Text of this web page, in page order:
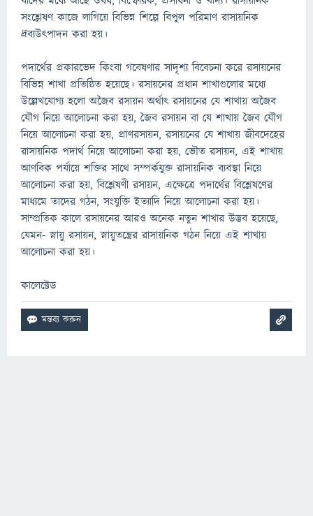
সংশ্লেষণ কাজে লাগিয়ে বিভিন্ন শিল্পে বিপুল পরিমাণ রাসায়নিক
দ্রব্যউৎপাদন করা হয়।
পদার্থের প্রকারভেদ কিংবা গবেষণার সাদৃশ্য বিবেচনা করে রসায়নের
বিভিন্ন শাখা প্রতিষ্ঠিত হয়েছে। রসায়নের প্রধান শাখাগুলোর মধ্যে
উল্লেখযোগ্য হলো অজৈব রসায়ন অর্থাৎ রসায়নের যে শাখায় অজৈব
যৌগ নিয়ে আলোচনা করা হয়, জৈব রসায়ন বা যে শাখায় জৈব যৌগ
নিয়ে আলোচনা করা হয়, প্রাণরসায়ন, রসায়নের যে শাখায় জীবদেহের
রাসায়নিক পদার্থ নিয়ে আলোচনা করা হয়, ভৌত রসায়ন, এই শাখায়
আণবিক পর্যায়ে শক্তির সাথে সম্পর্কযুক্ত রাসায়নিক ব্যবস্থা নিয়ে
আলোচনা করা হয়, বিশ্লেষণী রসায়ন, এক্ষেত্রে পদার্থের বিশ্লেষণের
মাধ্যমে তাদের গঠন, সংযুক্তি ইত্যাদি নিয়ে আলোচনা করা হয়।
সাম্প্রতিক কালে রসায়নের আরও অনেক নতুন শাখার উদ্ভব হয়েছে,
যেমন- স্নায়ু রসায়ন, স্নায়ুতন্ত্রের রাসায়নিক গঠন নিয়ে এই শাখায়
আলোচনা করা হয়।
কালেক্টেড